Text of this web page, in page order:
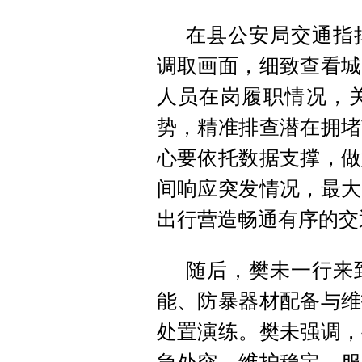
在县公安局交通指
调取画面，细致查看
人员在岗履职情况，
势，精准排查潜在拥
心要依托数据支撑，
间响应突发情况，最
出行营造畅通有序的
随后，樊未一行
能、防暴器材配备与
处置演练。樊未强调